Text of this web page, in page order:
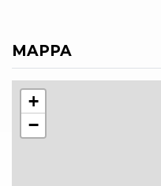
MAPPA
+
−